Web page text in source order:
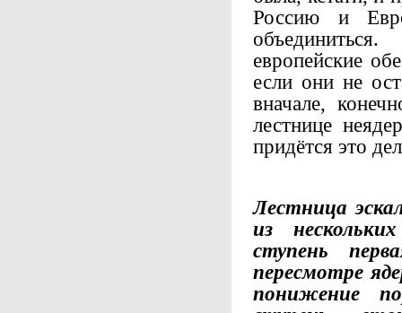
Россию и
европейские
если они не
вначале,
лестнице
придётся это
Лестница
из
ступень
пересмотре
понижение